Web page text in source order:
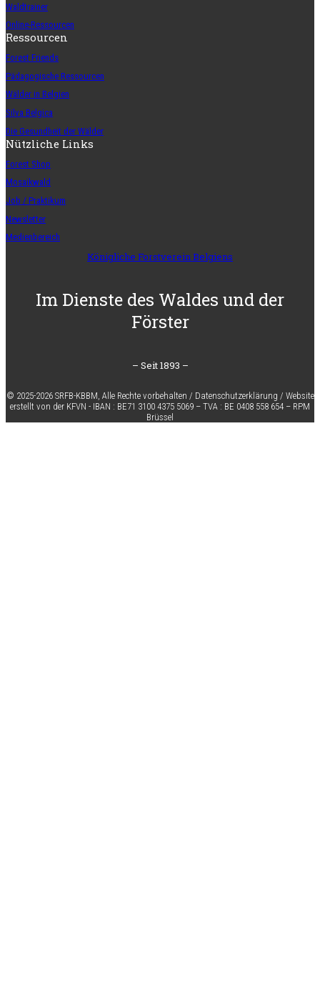
Waldtrainer
Online-Ressourcen
Ressourcen
Forest Friends
Pädagogische Ressourcen
Wälder in Belgien
Silva Belgica
Die Gesundheit der Wälder
Nützliche Links
Forest Shop
Mosaikwald
Job / Praktikum
Newsletter
Medienbereich
Königliche Forstverein Belgiens
Im Dienste des Waldes und der
Förster
– Seit 1893 –
© 2025-2026 SRFB-KBBM, Alle Rechte vorbehalten / Datenschutzerklärung / Website
erstellt von der KFVN - IBAN : BE71 3100 4375 5069 – TVA : BE 0408 558 654 – RPM
Brüssel